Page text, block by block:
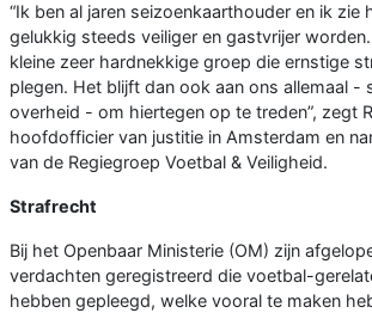
“Ik ben al jaren seizoenkaarthouder en ik zie
gelukkig steeds veiliger en gastvrijer
kleine zeer hardnekkige groep die ernstige
plegen. Het blijft dan ook aan ons allemaal -
overheid - om hiertegen op te treden”, zegt
hoofdofficier van justitie in Amsterdam en
van de Regiegroep Voetbal & Veiligheid.
Strafrecht
Bij het Openbaar Ministerie (OM) zijn
verdachten geregistreerd die voetbal-
hebben gepleegd, welke vooral te maken